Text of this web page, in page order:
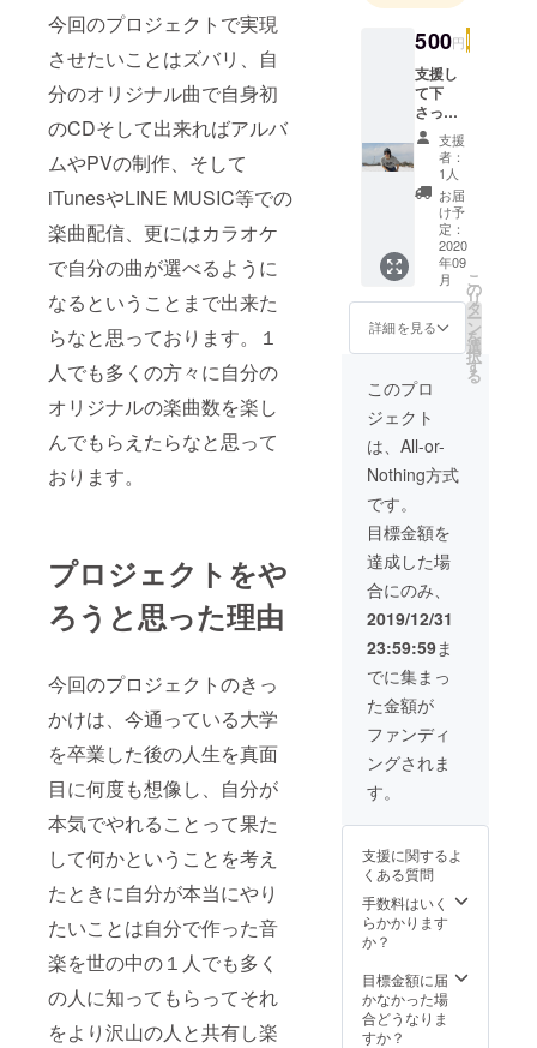
今回のプロジェクトで実現
させたいことはズバリ、自
分のオリジナル曲で自身初
のCDそして出来ればアルバ
ムやPVの制作、そして
iTunesやLINE MUSIC等での
楽曲配信、更にはカラオケ
で自分の曲が選べるように
なるということまで出来た
らなと思っております。１
人でも多くの方々に自分の
オリジナルの楽曲数を楽し
んでもらえたらなと思って
おります。
プロジェクトをや
ろうと思った理由
今回のプロジェクトのきっ
かけは、今通っている大学
を卒業した後の人生を真面
目に何度も想像し、自分が
本気でやれることって果た
して何かということを考え
たときに自分が本当にやり
たいことは自分で作った音
楽を世の中の１人でも多く
の人に知ってもらってそれ
をより沢山の人と共有し楽
500円
支援し
て下
さった
方々へ
のリ
ターン
として
はサイ
ン入り
のCDを
お渡し
致しま
す。ま
た500円
以上を
支払っ
て下
さった
方々全
員のお
名前(ペ
ンネー
のエン
ドロー
ルに表
示致し
ます。
※支援
時、必
ず備考
欄にご
希望の
お名前
をご記
入下さ
支援
者：
1人
お届
け予
定：
2020
年09
月
詳細を見る
こ
の
リ
タ
ー
ン
を
選
択
す
る
このプロ
ジェクト
は、All-or-
Nothing方式
です。
目標金額を
達成した場
合にのみ、
2019/12/31
23:59:59ま
でに集まっ
た金額が
ファンディ
ングされま
す。
支援に関するよ
くある質問
手数料はいく
らかかります
か？
目標金額に届
かなかった場
合どうなりま
すか？